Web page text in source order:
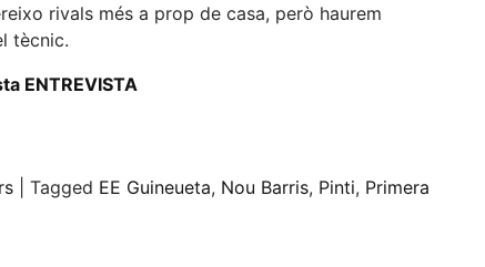
rivals més a prop de casa, però haurem
tècnic.
ENTREVISTA
Tagged EE Guineueta, Nou Barris, Pinti, Primera